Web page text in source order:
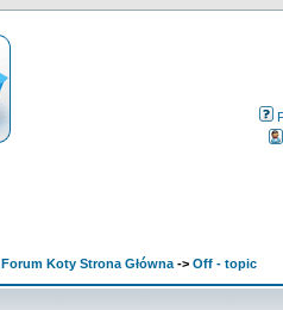
Forum Koty Strona Główna -> Off - topic